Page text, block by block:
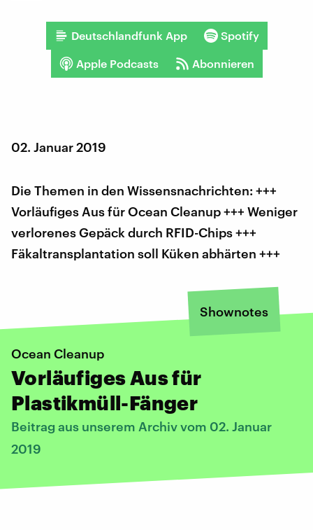
Deutschlandfunk App Spotify
Apple Podcasts Abonnieren
02. Januar 2019
Die Themen in den Wissensnachrichten: +++
Vorläufiges Aus für Ocean Cleanup +++ Weniger
verlorenes Gepäck durch RFID-Chips +++
Fäkaltransplantation soll Küken abhärten +++
Shownotes
Ocean Cleanup
Vorläufiges Aus für
Plastikmüll-Fänger
Beitrag aus unserem Archiv vom 02. Januar
2019